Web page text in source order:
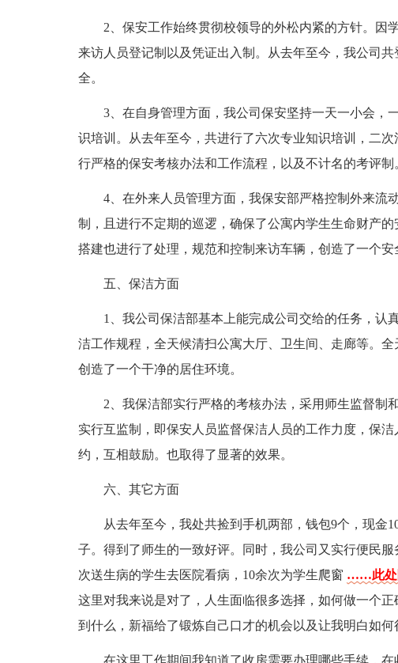
2、保安工作始终贯彻校领导的外松内紧的方针。因
来访人员登记制以及凭证出入制。从去年至今，我公司
全。
3、在自身管理方面，我公司保安坚持一天一小会，
识培训。从去年至今，共进行了六次专业知识培训，二
行严格的保安考核办法和工作流程，以及不计名的考评制
4、在外来人员管理方面，我保安部严格控制外来流
制，且进行不定期的巡逻，确保了公寓内学生生命财产
搭建也进行了处理，规范和控制来访车辆，创造了一个安
五、保洁方面
1、我公司保洁部基本上能完成公司交给的任务，认
洁工作规程，全天候清扫公寓大厅、卫生间、走廊等。
创造了一个干净的居住环境。
2、我保洁部实行严格的考核办法，采用师生监督制
实行互监制，即保安人员监督保洁人员的工作力度，保
约，互相鼓励。也取得了显著的效果。
六、其它方面
从去年至今，我处共捡到手机两部，钱包9个，现金
子。得到了师生的一致好评。同时，我公司又实行便民
次送生病的学生去医院看病，10余次为学生爬窗 ……此处
这里对我来说是对了，人生面临很多选择，如何做一个
到什么，新福给了锻炼自己口才的机会以及让我明白如何
在这里工作期间我知道了收房需要办理哪些手续，